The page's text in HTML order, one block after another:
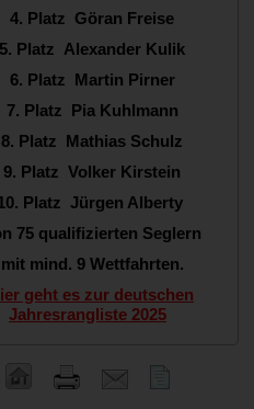
4. Platz Göran Freise
5. Platz Alexander Kulik
6. Platz Martin Pirner
7. Platz Pia Kuhlmann
8. Platz Mathias Schulz
9. Platz Volker Kirstein
Platz Jürgen Alberty
75 qualifizierten Seglern
mit mind. 9 Wettfahrten.
geht es zur deutschen
Jahresrangliste 2025